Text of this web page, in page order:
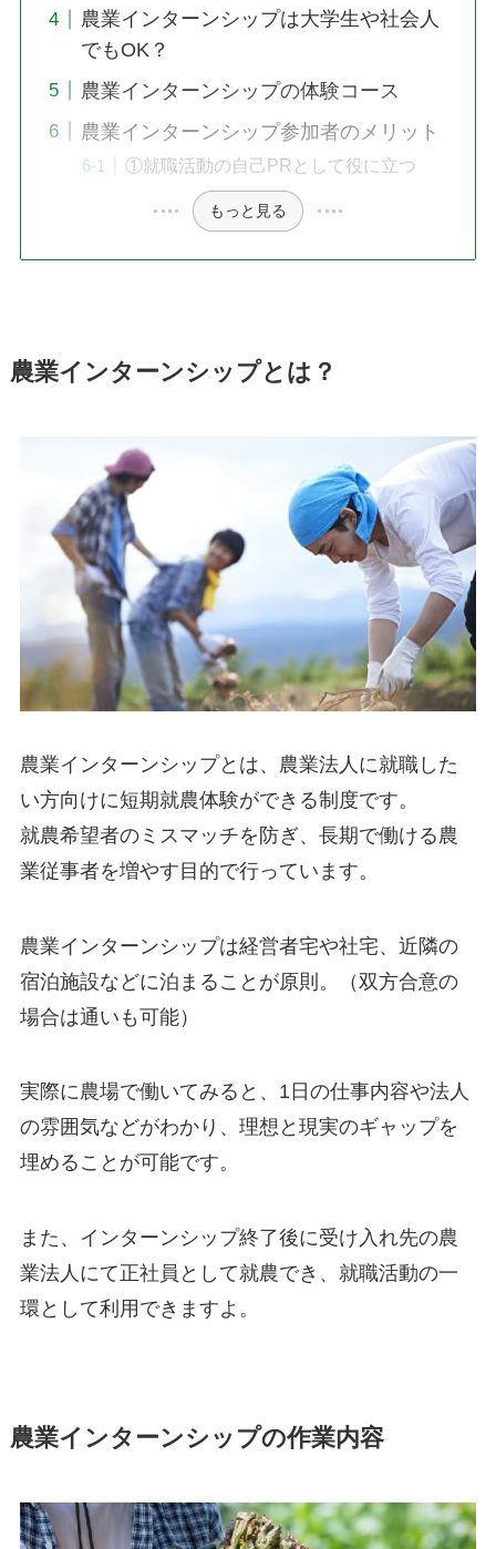
農業インターンシップは大学生や社会人
でもOK？
農業インターンシップの体験コース
農業インターンシップ参加者のメリット
①就職活動の自己PRとして役に立つ
もっと見る
農業インターンシップとは？
農業インターンシップとは、
農業法人に就職した
い方向けに短期就農体験ができる制度です。
就農希望者のミスマッチを防ぎ、長期で働ける農
業従事者を増やす目的で行っています。
農業インターンシップは経営者宅や社宅、近隣の
宿泊施設などに泊まることが原則。（双方合意の
場合は通いも可能）
実際に農場で働いてみると、 1日の仕事内容や法人
の雰囲気などがわかり 、 理想と現実のギャップを
埋めることが可能です。
また、インターンシップ終了後に受け入れ先の農
業法人にて正社員として就農でき、就職活動の一
環として利用できますよ。
農業インターンシップの作業内容